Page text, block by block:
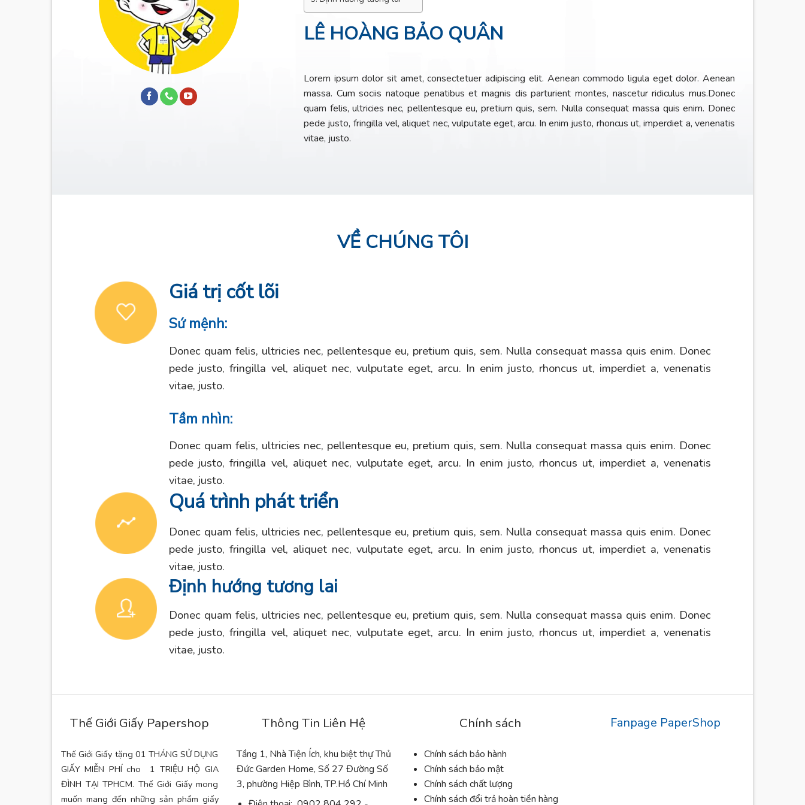
LÊ HOÀNG BẢO QUÂN
Lorem ipsum dolor sit amet, consectetuer adipiscing elit. Aenean commodo ligula eget dolor. Aenean
massa. Cum sociis natoque penatibus et magnis dis parturient montes, nascetur ridiculus mus.Donec
quam felis, ultricies nec, pellentesque eu, pretium quis, sem. Nulla consequat massa quis enim. Donec
pede justo, fringilla vel, aliquet nec, vulputate eget, arcu. In enim justo, rhoncus ut, imperdiet a, venenatis
vitae, justo.
VỀ CHÚNG TÔI
Giá trị cốt lõi
Sứ mệnh:
Donec quam felis, ultricies nec, pellentesque eu, pretium quis, sem. Nulla consequat massa quis enim. Donec
pede justo, fringilla vel, aliquet nec, vulputate eget, arcu. In enim justo, rhoncus ut, imperdiet a, venenatis
vitae, justo.
Tầm nhìn:
Donec quam felis, ultricies nec, pellentesque eu, pretium quis, sem. Nulla consequat massa quis enim. Donec
pede justo, fringilla vel, aliquet nec, vulputate eget, arcu. In enim justo, rhoncus ut, imperdiet a, venenatis
vitae, justo.
Quá trình phát triển
Donec quam felis, ultricies nec, pellentesque eu, pretium quis, sem. Nulla consequat massa quis enim. Donec
pede justo, fringilla vel, aliquet nec, vulputate eget, arcu. In enim justo, rhoncus ut, imperdiet a, venenatis
vitae, justo.
Định hướng tương lai
Donec quam felis, ultricies nec, pellentesque eu, pretium quis, sem. Nulla consequat massa quis enim. Donec
pede justo, fringilla vel, aliquet nec, vulputate eget, arcu. In enim justo, rhoncus ut, imperdiet a, venenatis
vitae, justo.
Thế Giới Giấy Papershop
Thế Giới Giấy tặng 01 THÁNG SỬ DỤNG
GIẤY MIỄN PHÍ cho 1 TRIỆU HỘ GIA
ĐÌNH TẠI TPHCM. Thế Giới Giấy mong
muốn mang đến những sản phẩm giấy
Thông Tin Liên Hệ
Tầng 1, Nhà Tiện Ích, khu biệt thự Thủ
Đức Garden Home, Số 27 Đường Số
3, phường Hiệp Bình, TP.Hồ Chí Minh
Chính sách
Chính sách bảo hành
Chính sách bảo mật
Chính sách chất lượng
Chính sách đổi trả hoàn tiền hàng
Fanpage PaperShop